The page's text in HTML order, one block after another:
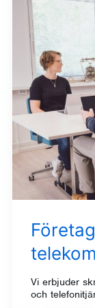
Vi erbjuder
och